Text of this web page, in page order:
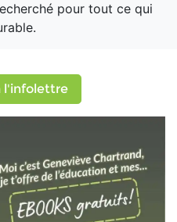
pour tout ce qui
l'infolettre